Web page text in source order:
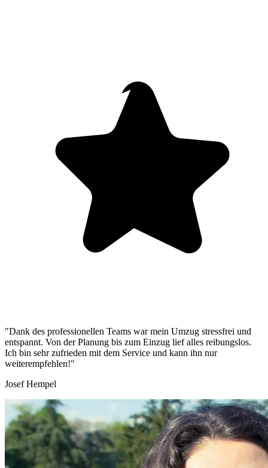
"Dank des professionellen Teams war mein Umzug stressfrei und
entspannt. Von der Planung bis zum Einzug lief alles reibungslos.
Ich bin sehr zufrieden mit dem Service und kann ihn nur
weiterempfehlen!"
Josef Hempel